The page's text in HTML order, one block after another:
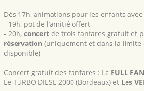
Dès 17h, animations pour les enfants
- 19h, pot de l’amitié offert
- 20h, concert de trois fanfares gratuit et
réservation (uniquement et dans la limite
disponible)
Concert gratuit des fanfares : La FULL
Le TURBO DIESE 2000 (Bordeaux) et Les